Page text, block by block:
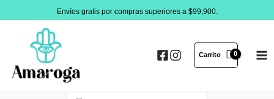
al
Envíos gratis por compras superiores a $99,900.
Carrito
Búsqueda